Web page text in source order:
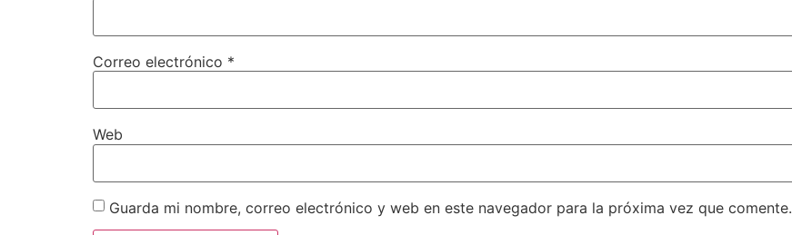
Correo electrónico *
Web
Guarda mi nombre, correo electrónico y web en este navegador para la próxima vez que comente.